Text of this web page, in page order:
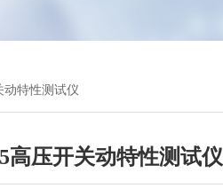
特性测试仪
高压开关动特性测试仪